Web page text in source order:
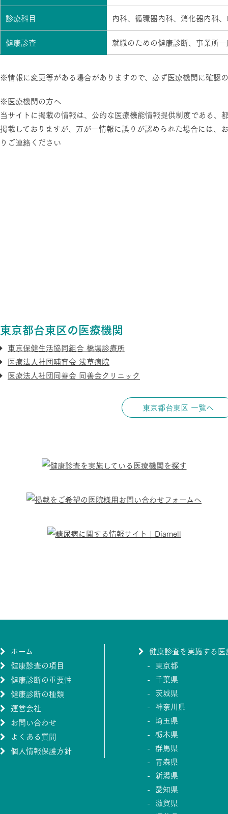
診療科目
内科、循環器内科、消化器内科
健康診査
就職のための健康診断、事業所
※情報に変更等がある場合がありますので、必ず医療機関に確認
※医療機関の方へ
当サイトに掲載の情報は、公的な医療機能情報提供制度である、
掲載しておりますが、万が一情報に誤りが認められた場合には、
りご連絡ください
東京都台東区の医療機関
東京保健生活協同組合 橋場診療所
医療法人社団哺育会 浅草病院
医療法人社団同善会 同善会クリニック
東京都台東区 一覧へ
ホーム
健康診査の項目
健康診断の重要性
健康診断の種類
運営会社
お問い合わせ
よくある質問
個人情報保護方針
健康診査を実施する医
東京都
千葉県
茨城県
神奈川県
埼玉県
栃木県
群馬県
青森県
新潟県
愛知県
滋賀県